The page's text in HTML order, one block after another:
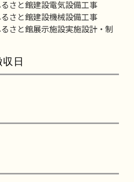
るさと館建設電気設備工事
るさと館建設機械設備工事
さと館展示施設実施設計・制
日